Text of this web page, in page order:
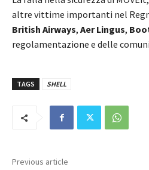
altre vittime importanti nel
British Airways, Aer Lingus,
regolamentazione e delle
TAGS SHELL
Previous article